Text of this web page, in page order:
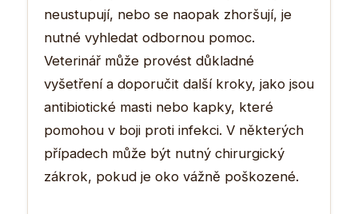
neustupují, nebo se naopak zhoršují, je
nutné vyhledat odbornou pomoc.
Veterinář může provést důkladné
vyšetření a doporučit další kroky, jako jsou
antibiotické masti nebo kapky, které
pomohou v boji proti infekci. V některých
případech může být nutný chirurgický
zákrok, pokud je oko vážně poškozené.